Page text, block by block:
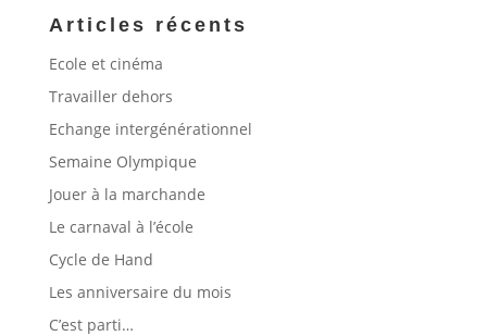
Articles récents
Ecole et cinéma
Travailler dehors
Echange intergénérationnel
Semaine Olympique
Jouer à la marchande
Le carnaval à l’école
Cycle de Hand
Les anniversaire du mois
C’est parti…